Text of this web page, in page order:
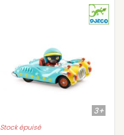
3+
Stock épuisé